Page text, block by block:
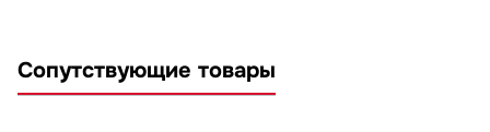
Сопутствующие товары